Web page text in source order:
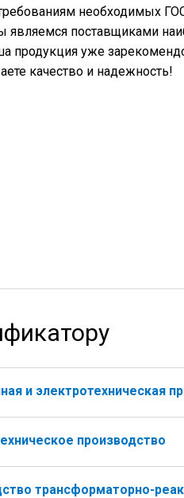
необходимых
поставщиками
продукция уже
качество и надежность!
и электротехническая
производство
трансформаторно-